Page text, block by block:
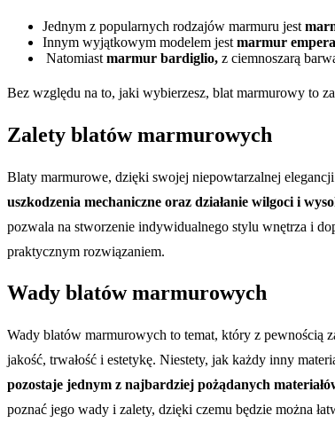
Jednym z popularnych rodzajów marmuru jest
Innym wyjątkowym modelem jest marmur
Natomiast marmur bardiglio, z ciemnoszarą
Bez względu na to, jaki wybierzesz, blat marmurowy to
Zalety blatów marmurowych
Blaty marmurowe, dzięki swojej niepowtarzalnej
uszkodzenia mechaniczne oraz działanie wilgoci i
pozwala na stworzenie indywidualnego stylu wnętrza i
praktycznym rozwiązaniem.
Wady blatów marmurowych
Wady blatów marmurowych to temat, który z pewnością
jakość, trwałość i estetykę. Niestety, jak każdy inny
pozostaje jednym z najbardziej pożądanych
poznać jego wady i zalety, dzięki czemu będzie można